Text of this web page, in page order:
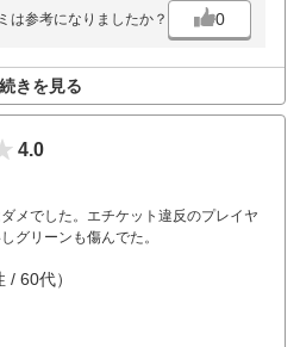
は参考になりましたか？ 0
続きを見る
4.0
メでした。エチケット違反のプレイヤ
グリーンも傷んでた。
/ 60代）